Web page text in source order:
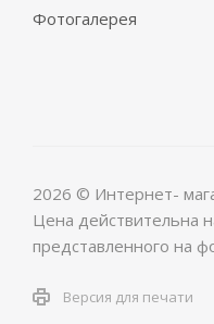
Фотогалерея
2026 © Интернет-
Цена действительна
представленного на
Версия для печати